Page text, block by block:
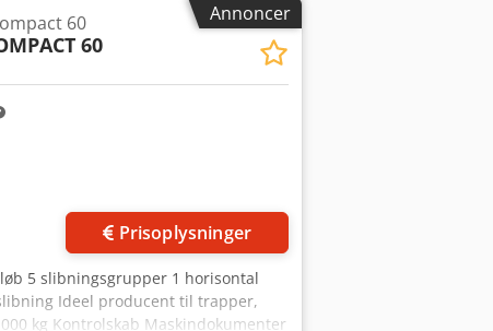
Annoncer
60
60
Prisoplysninger
5 slibningsgrupper 1 horisontal
Ideel producent til trapper,
kg Kontrolskab Maskindokumenter